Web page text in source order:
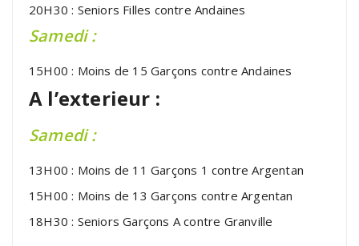
20H30 : Seniors Filles contre Andaines
Samedi :
15H00 : Moins de 15 Garçons contre Andaines
A l’exterieur :
Samedi :
13H00 : Moins de 11 Garçons 1 contre Argentan
15H00 : Moins de 13 Garçons contre Argentan
18H30 : Seniors Garçons A contre Granville